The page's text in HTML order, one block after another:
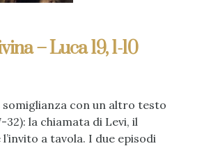
– Luca 19, 1-10
somiglianza con un altro testo
32): la chiamata di Levi, il
a tavola. I due episodi